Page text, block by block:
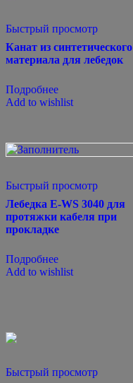
Быстрый просмотр
Канат из синтетического
материала для лебедок
Подробнее
Add to wishlist
Быстрый просмотр
Лебедка E-WS 3040 для
протяжки кабеля при
прокладке
Подробнее
Add to wishlist
Быстрый просмотр